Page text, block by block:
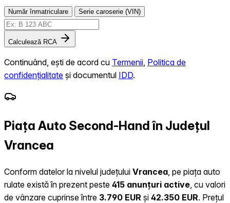
Număr înmatriculare Serie caroserie (VIN)
Calculează RCA
Continuând, ești de acord cu Termenii Politica de
confidențialitate și documentul IDD.
Piața Auto Second-Hand în Județul
Vrancea
Conform datelor la nivelul județului Vrancea , pe piața auto
rulate există în prezent peste 415 anunțuri active , cu valori
de vânzare cuprinse între 3.790 EUR și 42.350 EUR. Prețul